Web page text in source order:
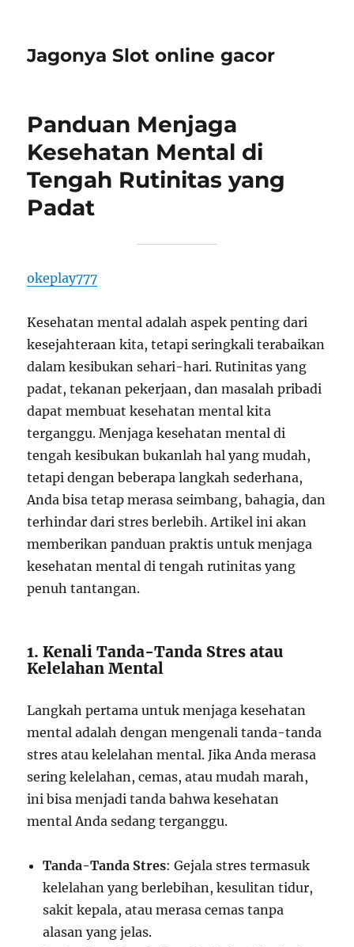
Jagonya Slot online gacor
Panduan Menjaga
Kesehatan Mental di
Tengah Rutinitas yang
Padat
okeplay777
Kesehatan mental adalah aspek penting dari
kesejahteraan kita, tetapi seringkali terabaikan
dalam kesibukan sehari-hari. Rutinitas yang
padat, tekanan pekerjaan, dan masalah pribadi
dapat membuat kesehatan mental kita
terganggu. Menjaga kesehatan mental di
tengah kesibukan bukanlah hal yang mudah,
tetapi dengan beberapa langkah sederhana,
Anda bisa tetap merasa seimbang, bahagia, dan
terhindar dari stres berlebih. Artikel ini akan
memberikan panduan praktis untuk menjaga
kesehatan mental di tengah rutinitas yang
penuh tantangan.
1. Kenali Tanda-Tanda Stres atau
Kelelahan Mental
Langkah pertama untuk menjaga kesehatan
mental adalah dengan mengenali tanda-tanda
stres atau kelelahan mental. Jika Anda merasa
sering kelelahan, cemas, atau mudah marah,
ini bisa menjadi tanda bahwa kesehatan
mental Anda sedang terganggu.
Tanda-Tanda Stres: Gejala stres termasuk
kelelahan yang berlebihan, kesulitan tidur,
sakit kepala, atau merasa cemas tanpa
alasan yang jelas.